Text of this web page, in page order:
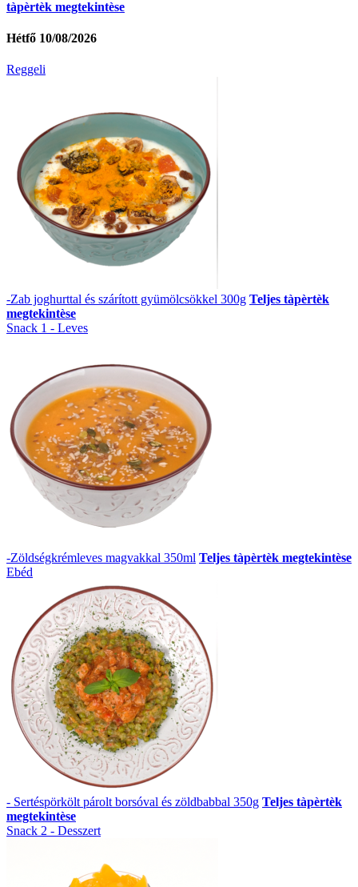
tàpèrtèk megtekintèse
Hétfő 10/08/2026
Reggeli
-Zab joghurttal és szárított gyümölcsökkel 300g Teljes tàpèrtèk
megtekintèse
Snack 1 - Leves
-Zöldségkrémleves magvakkal 350ml Teljes tàpèrtèk megtekintèse
Ebéd
- Sertéspörkölt párolt borsóval és zöldbabbal 350g Teljes tàpèrtèk
megtekintèse
Snack 2 - Desszert